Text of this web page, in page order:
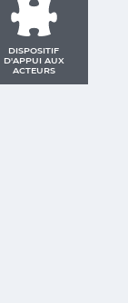
DISPOSITIF
D'APPUI AUX
ACTEURS
Saint